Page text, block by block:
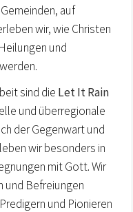
auf
wir, wie Christen
und
sind die Let It Rain
und überregionale
der Gegenwart und
wir besonders in
mit Gott. Wir
und Befreiungen
und Pionieren